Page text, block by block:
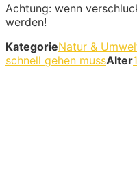
Achtung: wenn
werden!
KategorieNatur &
schnell gehen mussAlter